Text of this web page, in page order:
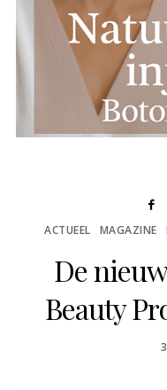
ACTUEEL MAGAZINE
De
Beauty